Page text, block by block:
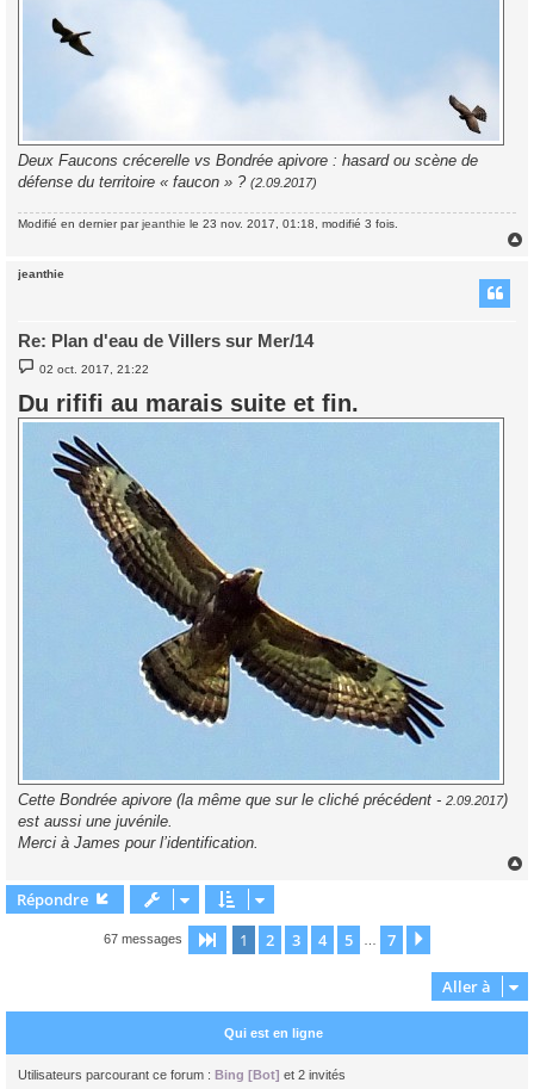
Deux Faucons crécerelle vs Bondrée apivore : hasard ou scène de
défense du territoire « faucon » ? (2.09.2017)
Modifié en dernier parjeanthie le 23 nov. 2017, 01:18, modifié 3 fois.
jeanthie
Re: Plan d'eau de Villers sur Mer/14
M
e
s
a
02 oct. 2017, 21:22
Du rififi au marais suite et fin.
Cette Bondrée apivore (la même que sur le cliché précédent - 2.09.2017)
est aussi une juvénile.
Merci à James pour l’identification.
Répondre
67 messages Page 1sur7
1 2 3 4 5 7
Aller à
Qui est en ligne
Utilisateurs parcourant ce forum : Bing [Bot] et 2 invités